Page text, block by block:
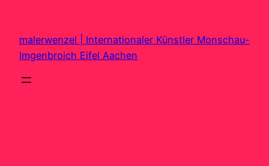
springen
malerwenzel | Internationaler Künstler Monschau-
Imgenbroich Eifel Aachen